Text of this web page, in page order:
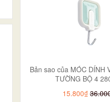
Bản sao của MÓC DÍNH
TƯỜNG BỘ 4
15.800₫